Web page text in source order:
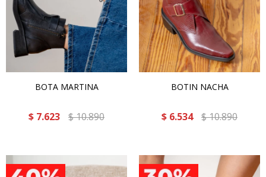
BOTA MARTINA
$ 7.623 $10.890
BOTIN NACHA
$ 6.534 $10.890